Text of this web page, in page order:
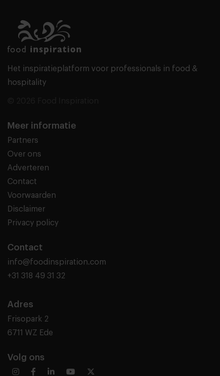
Het inspiratieplatform voor professionals in food &
hospitality
Meer informatie
Partners
Over ons
Adverteren
Contact
Voorwaarden
Disclaimer
Privacy policy
Contact
info@foodinspiration.com
+31 318 49 31 32
Adres
Frisopark 2
6711 WZ Ede
Volg ons